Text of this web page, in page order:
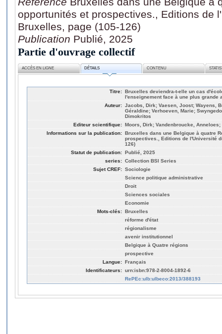
opportunités et prospectives., Editions de
Bruxelles, page (105-126)
Publication Publié, 2025
Partie d'ouvrage collectif
ACCÈS EN LIGNE DÉTAILS CONTENU
Titre: Bruxelles deviendra-t-elle un cas
l'enseignement face à une plus grande
Auteur: Jacobs, Dirk; Vaesen, Joost; Wayens,
Géraldine; Verhoeven, Marie;
Dimokritos
Editeur scientifique: Moors, Dirk; Vandenbroucke,
Informations sur la publication: Bruxelles dans une Belgique à quatre
prospectives., Editions de l'Université
126)
Statut de publication: Publié, 2025
series: Collection BSI Series
Sujet CREF: Sociologie
Science politique administrative
Droit
Sciences sociales
Economie
Mots-clés: Bruxelles
réforme d'état
régionalisme
avenir institutionnel
Belgique à Quatre régions
prospective
Langue: Français
Identificateurs: urn:isbn:978-2-8004-1892-6
RePEc:ulb:ulbeco:2013/388193